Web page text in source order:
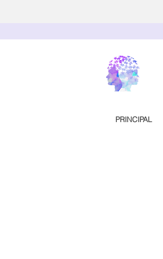
PRINCIPAL